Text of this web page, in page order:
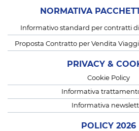
NORMATIVA
Informativo standard per contratti
Proposta Contratto per Vendita
PRIVACY &
Cookie Policy
Informativa
Informativa
POLICY 2026